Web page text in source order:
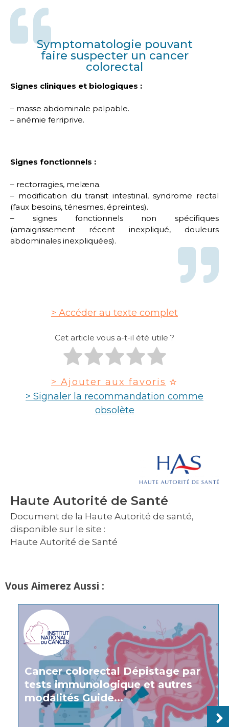
Symptomatologie pouvant
faire suspecter un cancer
colorectal
Signes cliniques et biologiques :
– masse abdominale palpable.
– anémie ferriprive.
Signes fonctionnels :
– rectorragies, melæna.
– modification du transit intestinal, syndrome rectal
(faux besoins, ténesmes, épreintes).
– signes fonctionnels non spécifiques
(amaigrissement récent inexpliqué, douleurs
abdominales inexpliquées).
Accéder au texte complet
Cet article vous a-t-il été utile ?
> Ajouter aux favoris
> Signaler la recommandation comme
obsolète
Haute Autorité de Santé
Document de la Haute Autorité de santé,
disponible sur le site :
Haute Autorité de Santé
Vous Aimerez Aussi :
Cancer colorectal Dépistage par
tests immunologique et autres
modalités Guide...